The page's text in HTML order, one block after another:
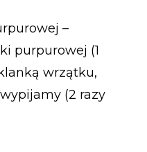
–
purpurowej (1
wrzątku,
(2 razy